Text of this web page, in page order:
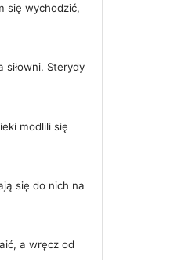
się wychodzić,
Sterydy
modlili się
się do nich na
a wręcz od